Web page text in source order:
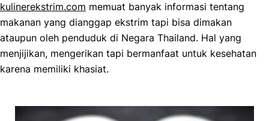
kulinerekstrim.com memuat banyak informasi tentang
makanan yang dianggap ekstrim tapi bisa dimakan
ataupun oleh penduduk di Negara Thailand. Hal yang
menjijikan, mengerikan tapi bermanfaat untuk kesehatan
karena memiliki khasiat.